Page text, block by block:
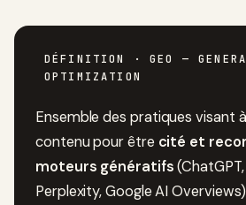
DÉFINITION
· GEO —
OPTIMIZATION
Ensemble des pratiques visant
contenu pour être cité et
moteurs génératifs
Perplexity, Google AI